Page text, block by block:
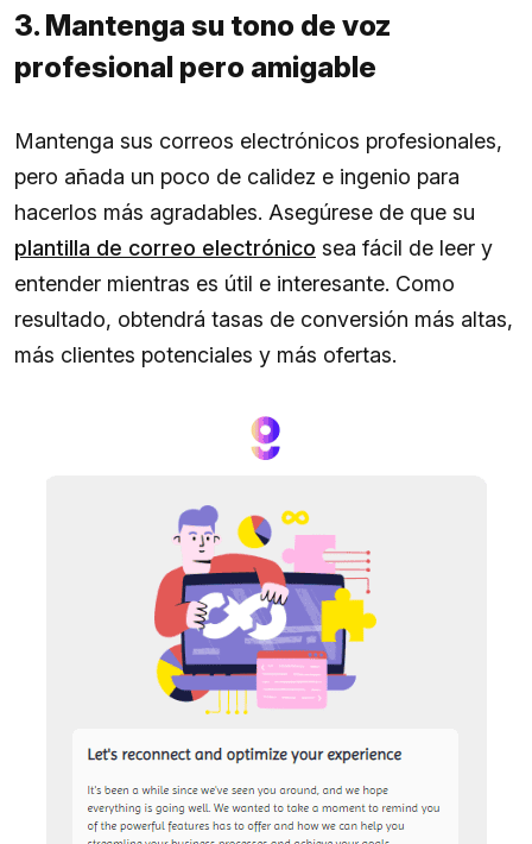
3. Mantenga su tono de voz
profesional pero amigable
Mantenga sus correos electrónicos profesionales,
pero añada un poco de calidez e ingenio para
hacerlos más agradables. Asegúrese de que su
plantilla de correo electrónico sea fácil de leer y
entender mientras es útil e interesante. Como
resultado, obtendrá tasas de conversión más altas,
más clientes potenciales y más ofertas.